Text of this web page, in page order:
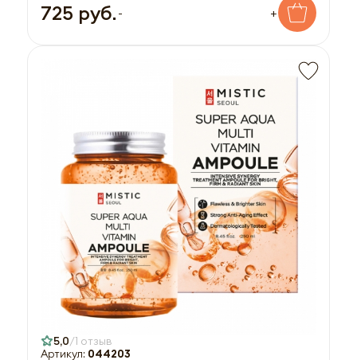
725 руб. - +
5,0 1 отзыв
Артикул: 044203